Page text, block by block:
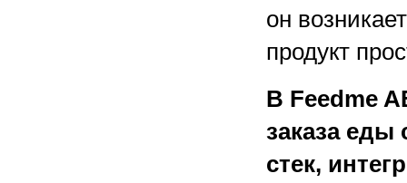
он
продукт
В Feedme
заказа еды
стек,